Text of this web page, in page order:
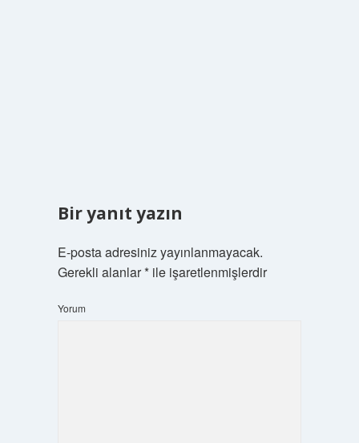
Bir yanıt yazın
E-posta adresiniz yayınlanmayacak.
Gerekli alanlar*ile işaretlenmişlerdir
Yorum